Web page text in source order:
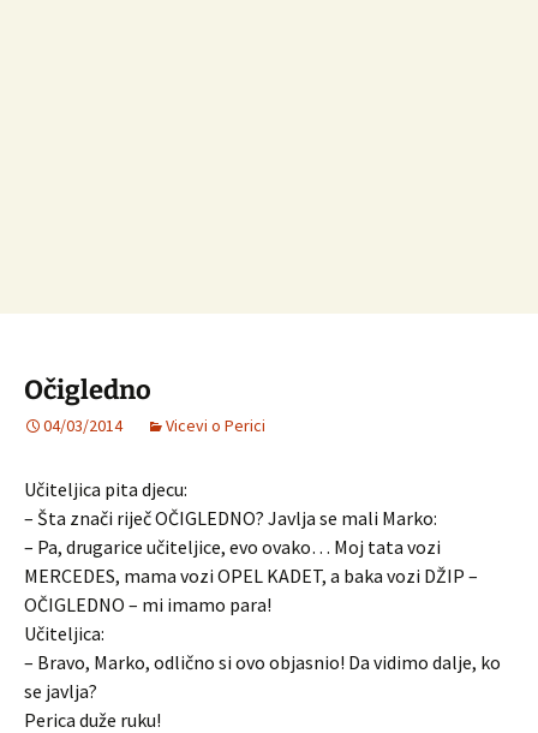
Očigledno
04/03/2014 Vicevi o Perici
Učiteljica pita djecu:
– Šta znači riječ OČIGLEDNO? Javlja se mali Marko:
– Pa, drugarice učiteljice, evo ovako… Moj tata vozi
MERCEDES, mama vozi OPEL KADET, a baka vozi DŽIP –
OČIGLEDNO – mi imamo para!
Učiteljica:
– Bravo, Marko, odlično si ovo objasnio! Da vidimo dalje, ko
se javlja?
Perica duže ruku!